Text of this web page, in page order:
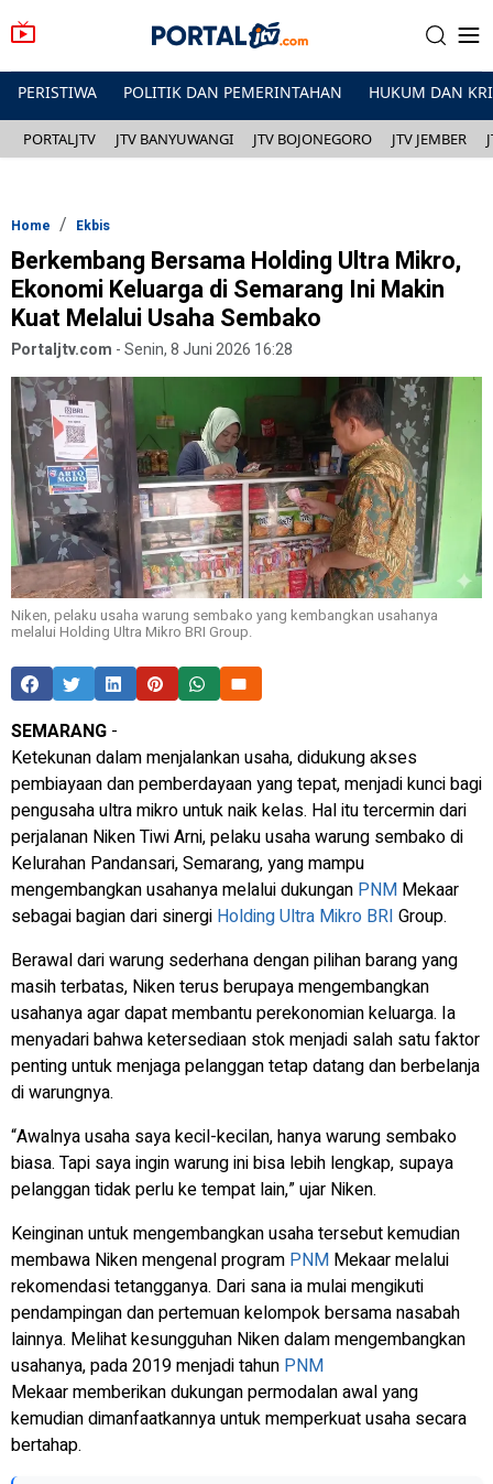
PERISTIWA POLITIK DAN PEMERINTAHAN HUKUM DAN
PORTALJTV JTV BANYUWANGI JTV BOJONEGORO JTV JEMBER
Home Ekbis
Berkembang Bersama Holding Ultra Mikro,
Ekonomi Keluarga di Semarang Ini Makin
Kuat Melalui Usaha Sembako
Portaljtv.com -Senin, 8 Juni 2026 16:28
Niken, pelaku usaha warung sembako yang kembangkan usahanya
melalui Holding Ultra Mikro BRI Group.
SEMARANG -
Ketekunan dalam menjalankan usaha, didukung akses
pembiayaan dan pemberdayaan yang tepat, menjadi kunci bagi
pengusaha ultra mikro untuk naik kelas. Hal itu tercermin dari
perjalanan Niken Tiwi Arni, pelaku usaha warung sembako di
Kelurahan Pandansari, Semarang, yang mampu
mengembangkan usahanya melalui dukungan PNM Mekaar
sebagai bagian dari sinergi Holding Ultra Mikro BRI Group.
Berawal dari warung sederhana dengan pilihan barang yang
masih terbatas, Niken terus berupaya mengembangkan
usahanya agar dapat membantu perekonomian keluarga. Ia
menyadari bahwa ketersediaan stok menjadi salah satu faktor
penting untuk menjaga pelanggan tetap datang dan berbelanja
di warungnya.
“Awalnya usaha saya kecil-kecilan, hanya warung sembako
biasa. Tapi saya ingin warung ini bisa lebih lengkap, supaya
pelanggan tidak perlu ke tempat lain,” ujar Niken.
Keinginan untuk mengembangkan usaha tersebut kemudian
membawa Niken mengenal program PNM Mekaar melalui
rekomendasi tetangganya. Dari sana ia mulai mengikuti
pendampingan dan pertemuan kelompok bersama nasabah
lainnya. Melihat kesungguhan Niken dalam mengembangkan
usahanya, pada 2019 menjadi tahun PNM
Mekaar memberikan dukungan permodalan awal yang
kemudian dimanfaatkannya untuk memperkuat usaha secara
bertahap.